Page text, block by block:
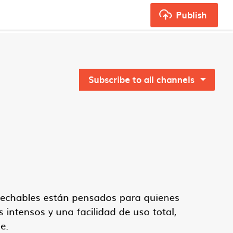
Publish
están pensados para quienes
intensos y una facilidad de uso total,
Subscribe to all channels